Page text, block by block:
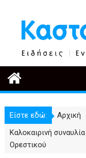
περιεχόμενο
Είστε εδώ: Αρχική
Καλοκαιρινή
Ορεστικού